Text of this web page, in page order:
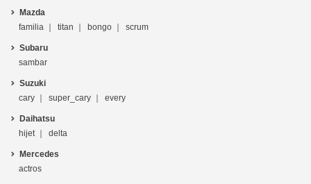
Mazda
familia
titan bongo scrum
Subaru
sambar
Suzuki
cary
super_cary every
Daihatsu
hijet
delta
Mercedes
actros